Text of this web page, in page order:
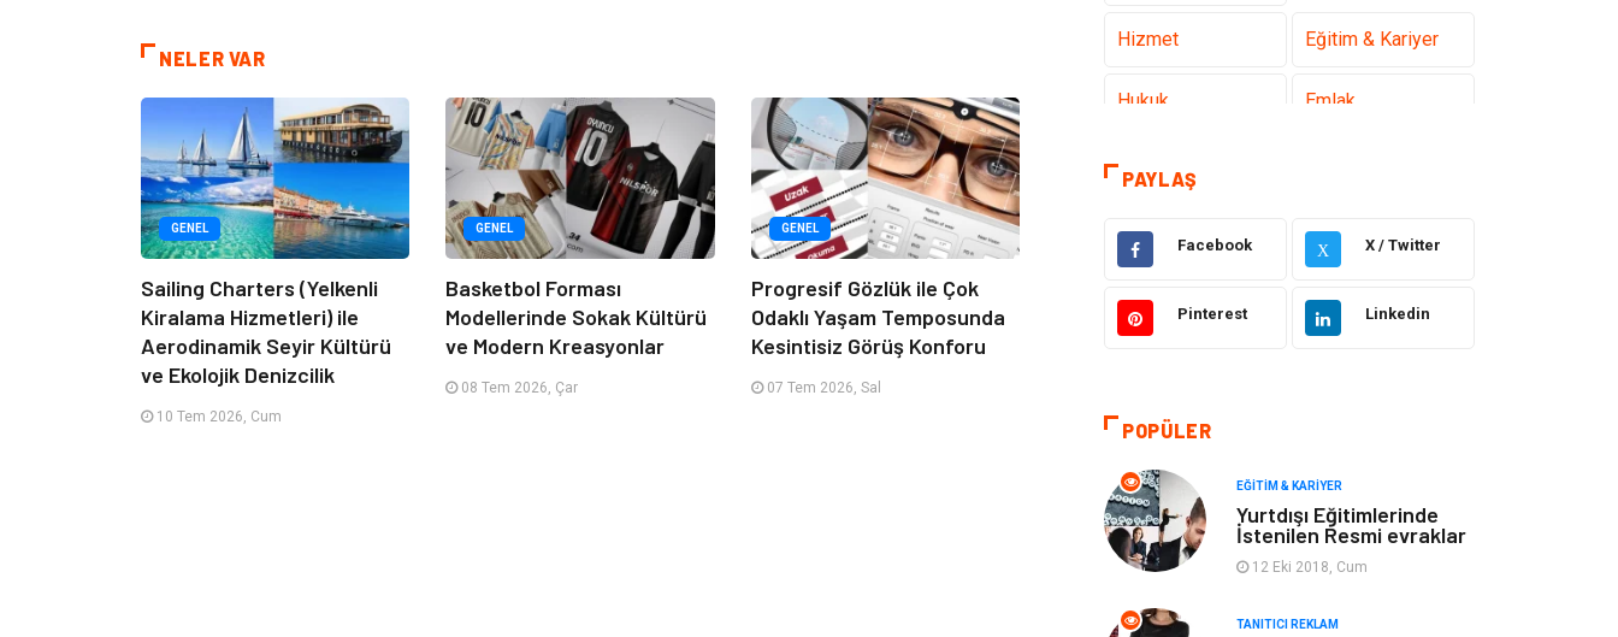
NELER VAR
GENEL
Sailing Charters (Yelkenli
Kiralama Hizmetleri) ile
Aerodinamik Seyir Kültürü
ve Ekolojik Denizcilik
10 Tem 2026, Cum
GENEL
Basketbol Forması
Modellerinde Sokak Kültürü
ve Modern Kreasyonlar
08 Tem 2026, Çar
GENEL
Progresif Gözlük ile Çok
Odaklı Yaşam Temposunda
Kesintisiz Görüş Konforu
07 Tem 2026, Sal
Hizmet Eğitim & Kariyer
Hukuk Emlak
Otomotiv
Giyim Keyif & Hobi
Ev Dekorasyon Organizasyon
Finans & Ekonomi Tatil
PAYLAŞ
Facebook X X / Twitter
Pinterest Linkedin
POPÜLER
EĞITIM & KARIYER
Yurtdışı Eğitimlerinde
İstenilen Resmi evraklar
12 Eki 2018, Cum
TANITICI REKLAM